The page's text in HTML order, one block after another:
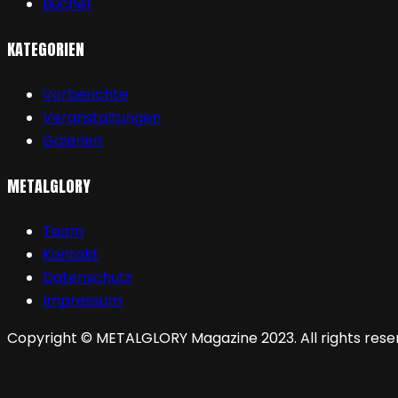
Bücher
KATEGORIEN
Vorberichte
Veranstaltungen
Galerien
METALGLORY
Team
Kontakt
Datenschutz
Impressum
Copyright © METALGLORY Magazine 2023. All rights